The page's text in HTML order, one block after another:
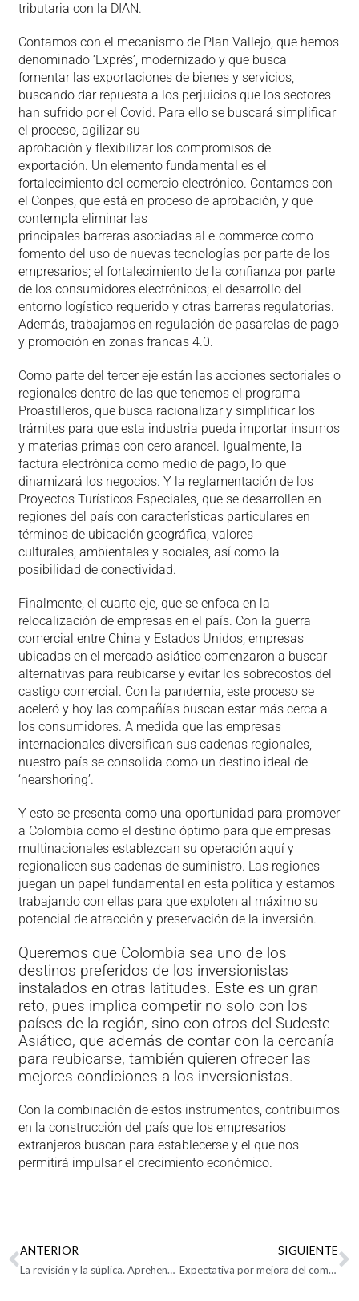
tributaria con la DIAN.
Contamos con el mecanismo de Plan Vallejo, que hemos
denominado ‘Exprés’, modernizado y que busca
fomentar las exportaciones de bienes y servicios,
buscando dar repuesta a los perjuicios que los sectores
han sufrido por el Covid. Para ello se buscará simplificar
el proceso, agilizar su
aprobación y flexibilizar los compromisos de
exportación. Un elemento fundamental es el
fortalecimiento del comercio electrónico. Contamos con
el Conpes, que está en proceso de aprobación, y que
contempla eliminar las
principales barreras asociadas al e-commerce como
fomento del uso de nuevas tecnologías por parte de los
empresarios; el fortalecimiento de la confianza por parte
de los consumidores electrónicos; el desarrollo del
entorno logístico requerido y otras barreras regulatorias.
Además, trabajamos en regulación de pasarelas de pago
y promoción en zonas francas 4.0.
Como parte del tercer eje están las acciones sectoriales o
regionales dentro de las que tenemos el programa
Proastilleros, que busca racionalizar y simplificar los
trámites para que esta industria pueda importar insumos
y materias primas con cero arancel. Igualmente, la
factura electrónica como medio de pago, lo que
dinamizará los negocios. Y la reglamentación de los
Proyectos Turísticos Especiales, que se desarrollen en
regiones del país con características particulares en
términos de ubicación geográfica, valores
culturales, ambientales y sociales, así como la
posibilidad de conectividad.
Finalmente, el cuarto eje, que se enfoca en la
relocalización de empresas en el país. Con la guerra
comercial entre China y Estados Unidos, empresas
ubicadas en el mercado asiático comenzaron a buscar
alternativas para reubicarse y evitar los sobrecostos del
castigo comercial. Con la pandemia, este proceso se
aceleró y hoy las compañías buscan estar más cerca a
los consumidores. A medida que las empresas
internacionales diversifican sus cadenas regionales,
nuestro país se consolida como un destino ideal de
‘nearshoring’.
Y esto se presenta como una oportunidad para promover
a Colombia como el destino óptimo para que empresas
multinacionales establezcan su operación aquí y
regionalicen sus cadenas de suministro. Las regiones
juegan un papel fundamental en esta política y estamos
trabajando con ellas para que exploten al máximo su
potencial de atracción y preservación de la inversión.
Queremos que Colombia sea uno de los
destinos preferidos de los inversionistas
instalados en otras latitudes. Este es un gran
reto, pues implica competir no solo con los
países de la región, sino con otros del Sudeste
Asiático, que además de contar con la cercanía
para reubicarse, también quieren ofrecer las
mejores condiciones a los inversionistas.
Con la combinación de estos instrumentos, contribuimos
en la construcción del país que los empresarios
extranjeros buscan para establecerse y el que nos
permitirá impulsar el crecimiento económico.
ANTERIOR
La revisión y la súplica. Aprehensiones y régimen sancionatorio aduanero
SIGUIENTE
Expectativa por mejora del comercio mundial